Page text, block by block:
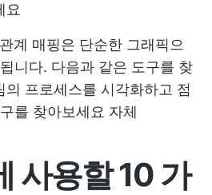
요
관계 매핑은 단순한 그래픽으
니다. 다음과 같은 도구를 찾
의 프로세스를 시각화하고 점
를 찾아보세요 자체
사용할 10 가